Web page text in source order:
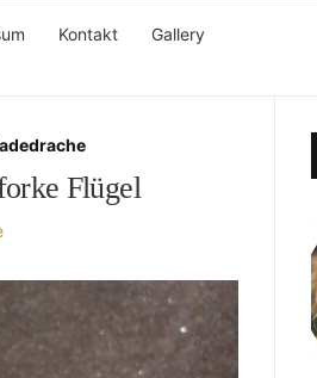
Kontakt
Gallery
Flügel